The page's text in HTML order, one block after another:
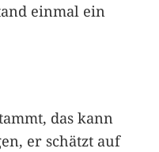
einmal ein
das kann
er schätzt auf